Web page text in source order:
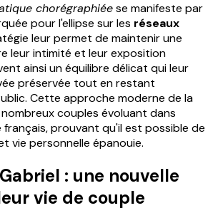
chorégraphiéese manifeste par
pour l'ellipse sur les réseaux
leur permet de maintenir une
leur intimité et leur exposition
ainsi un équilibre délicat qui leur
préservée tout en restant
Cette approche moderne de la
couples évoluant dans
français, prouvant qu'il est possible de
vie personnelle épanouie.
: une nouvelle
vie de couple